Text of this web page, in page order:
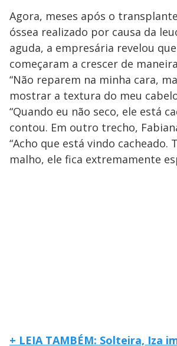
Agora, meses após o
óssea realizado por causa da
aguda, a empresária revelou
começaram a crescer de
“Não reparem na minha cara,
mostrar a textura do meu
“Quando eu não seco, ele está
contou. Em outro trecho,
“Acho que está vindo cacheado.
malho, ele fica extremamente
+ LEIA TAMBÉM: Solteira, Iza